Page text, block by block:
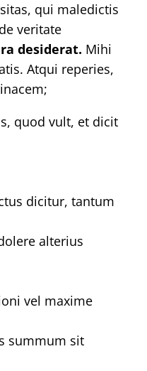
qui maledictis
veritate
desiderat. Mihi
Atqui reperies,
quod vult, et dicit
dicitur, tantum
alterius
vel maxime
summum sit